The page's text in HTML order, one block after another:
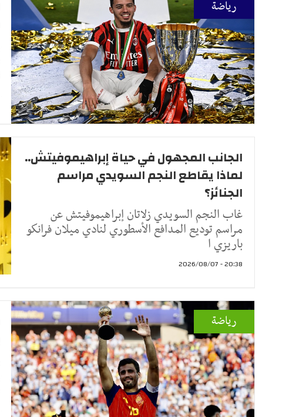
رياضة
الجانب المجهول في حياة إبراهيموفيتش..
لماذا يقاطع النجم السويدي مراسم
الجنائز؟
غاب النجم السويدي زلاتان إبراهيموفيتش عن
مراسم توديع المدافع الأسطوري لنادي ميلان فرانكو
باريزي ا
20:38 - 2026/08/07
رياضة